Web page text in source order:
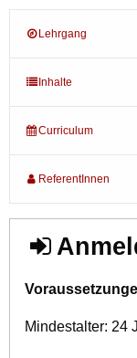
Lehrgang
Inhalte
Curriculum
ReferentInnen
Mindestalter: 24